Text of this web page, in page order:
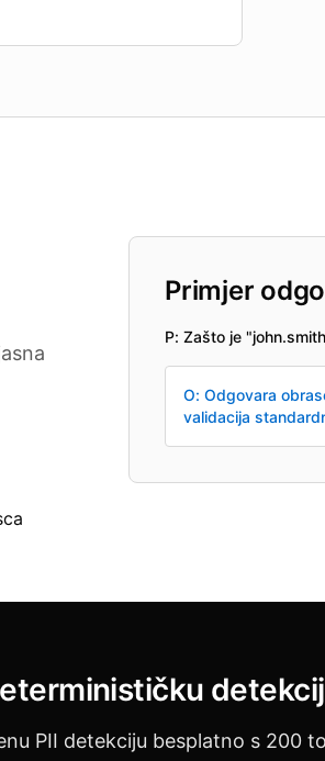
Primjer
P: Zašto je
O: Odgovara
validacija
PII detekciju besplatno s 200